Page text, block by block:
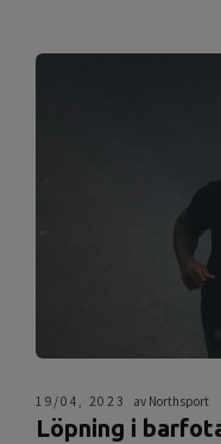
19/04, 2023 av Northsport
Löpning i